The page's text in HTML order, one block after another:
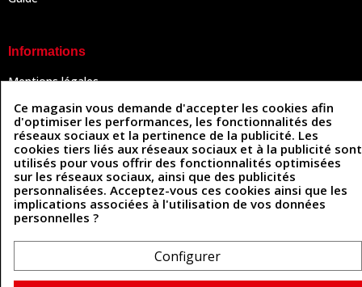
Informations
Mentions légales
Politique de confidentialité
Politique des cookies
Contactez-nous
Coordonnées
493 Chemin de Catougnac
contact@cuirenstock.com
Ce magasin vous demande d'accepter les cookies afin
d'optimiser les performances, les fonctionnalités des
réseaux sociaux et la pertinence de la publicité. Les
cookies tiers liés aux réseaux sociaux et à la publicité sont
utilisés pour vous offrir des fonctionnalités optimisées
sur les réseaux sociaux, ainsi que des publicités
personnalisées. Acceptez-vous ces cookies ainsi que les
implications associées à l'utilisation de vos données
personnelles ?
Configurer